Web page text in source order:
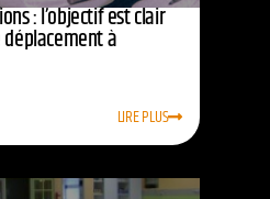
: l’objectif est clair
déplacement à
LIRE PLUS